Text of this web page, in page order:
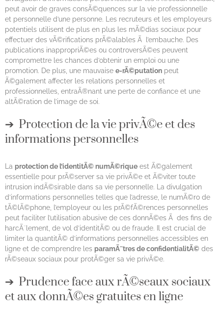
peut avoir de graves consÃ©quences sur la vie professionnelle
et personnelle d’une personne. Les recruteurs et les employeurs
potentiels utilisent de plus en plus les mÃ©dias sociaux pour
effectuer des vÃ©rifications prÃ©alables Ã l’embauche. Des
publications inappropriÃ©es ou controversÃ©es peuvent
compromettre les chances d’obtenir un emploi ou une
promotion. De plus, une mauvaise e-rÃ©putation peut
Ã©galement affecter les relations personnelles et
professionnelles, entraÃ®nant une perte de confiance et une
altÃ©ration de l’image de soi.
Protection de la vie privÃ©e et des
informations personnelles
La protection de l’identitÃ© numÃ©rique est Ã©galement
essentielle pour prÃ©server sa vie privÃ©e et Ã©viter toute
intrusion indÃ©sirable dans sa vie personnelle. La divulgation
d’informations personnelles telles que l’adresse, le numÃ©ro de
tÃ©lÃ©phone, l’employeur ou les prÃ©fÃ©rences personnelles
peut faciliter l’utilisation abusive de ces donnÃ©es Ã des fins de
harcÃ¨lement, de vol d’identitÃ© ou de fraude. Il est crucial de
limiter la quantitÃ© d’informations personnelles accessibles en
ligne et de comprendre les paramÃ¨tres de confidentialitÃ© des
rÃ©seaux sociaux pour protÃ©ger sa vie privÃ©e.
Prudence face aux rÃ©seaux sociaux
et aux donnÃ©es gratuites en ligne